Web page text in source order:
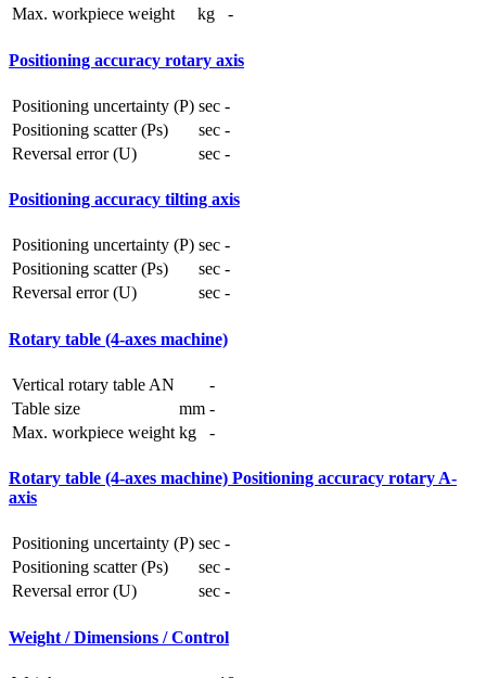
Max. workpiece weight
kg -
Positioning accuracy rotary axis
Positioning uncertainty (P) sec -
Positioning scatter (Ps)
sec -
Reversal error (U)
sec -
Positioning accuracy tilting axis
Positioning uncertainty (P) sec -
Positioning scatter (Ps)
sec -
Reversal error (U)
sec -
Rotary table (4-axes machine)
Vertical rotary table AN
-
Table size
mm -
Max. workpiece weight kg -
Rotary table (4-axes machine) Positioning accuracy rotary A-
axis
Positioning uncertainty (P) sec -
Positioning scatter (Ps)
sec -
Reversal error (U)
sec -
Weight / Dimensions / Control